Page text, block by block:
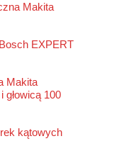
Makita
EXPERT
Makita
głowicą 100
kątowych